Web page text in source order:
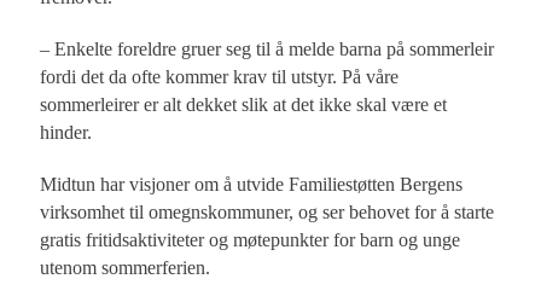
– Enkelte foreldre gruer seg til å melde barna på sommerleir
fordi det da ofte kommer krav til utstyr. På våre
sommerleirer er alt dekket slik at det ikke skal være et
hinder.
Midtun har visjoner om å utvide Familiestøtten Bergens
virksomhet til omegnskommuner, og ser behovet for å starte
gratis fritidsaktiviteter og møtepunkter for barn og unge
utenom sommerferien.